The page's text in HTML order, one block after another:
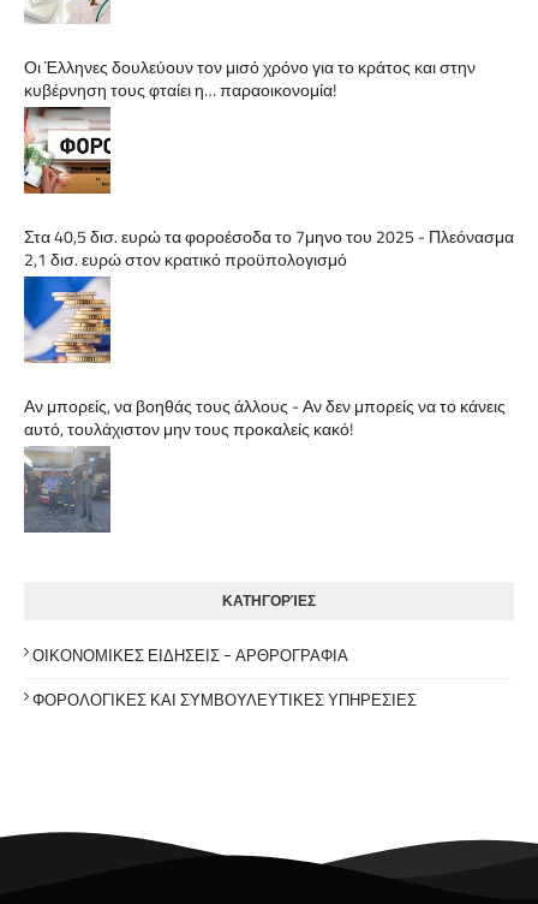
Οι Έλληνες δουλεύουν τον μισό χρόνο για το κράτος και στην
κυβέρνηση τους φταίει η… παραοικονομία!
Στα 40,5 δισ. ευρώ τα φοροέσοδα το 7μηνο του 2025 - Πλεόνασμα
2,1 δισ. ευρώ στον κρατικό προϋπολογισμό
Αν μπορείς, να βοηθάς τους άλλους - Αν δεν μπορείς να το κάνεις
αυτό, τουλάχιστον μην τους προκαλείς κακό!
ΚΑΤΗΓΟΡΊΕΣ
ΟΙΚΟΝΟΜΙΚΕΣ ΕΙΔΗΣΕΙΣ - ΑΡΘΡΟΓΡΑΦΙΑ
ΦΟΡΟΛΟΓΙΚΕΣ ΚΑΙ ΣΥΜΒΟΥΛΕΥΤΙΚΕΣ ΥΠΗΡΕΣΙΕΣ